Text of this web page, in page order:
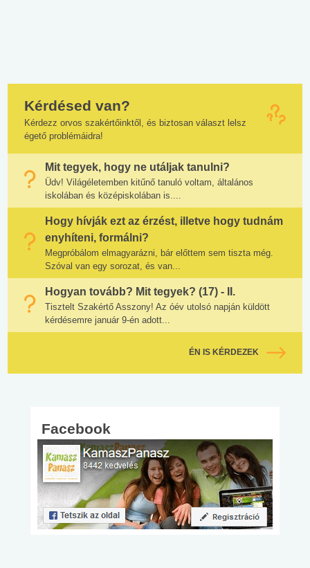
Kérdésed van?
Kérdezz orvos szakértőinktől, és biztosan választ lelsz
égető problémáidra!
Mit tegyek, hogy ne utáljak tanulni?
Üdv! Világéletemben kitűnő tanuló voltam, általános
iskolában és középiskolában is....
Hogy hívják ezt az érzést, illetve hogy tudnám
enyhíteni, formálni?
Megpróbálom elmagyarázni, bár előttem sem tiszta még.
Szóval van egy sorozat, és van...
Hogyan tovább? Mit tegyek? (17) - II.
Tisztelt Szakértő Asszony! Az óév utolsó napján küldött
kérdésemre január 9-én adott...
ÉN IS KÉRDEZEK
Facebook